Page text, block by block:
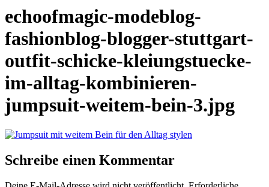
echoofmagic-modeblog-
fashionblog-blogger-stuttgart-
outfit-schicke-kleiungstuecke-
im-alltag-kombinieren-
jumpsuit-weitem-bein-3.jpg
Schreibe einen Kommentar